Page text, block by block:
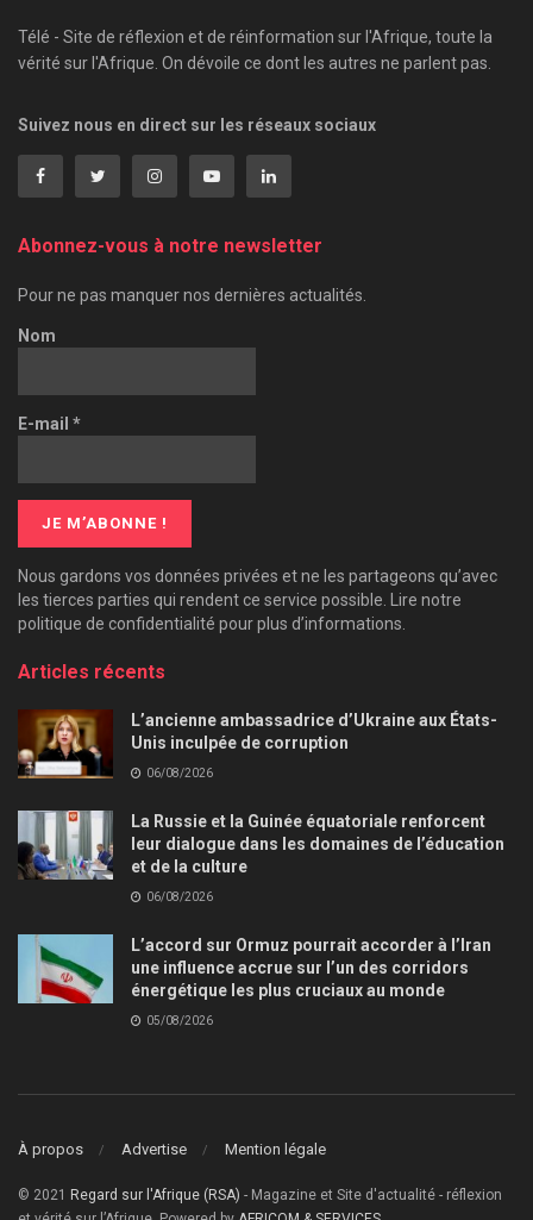
Télé - Site de réflexion et de réinformation sur l'Afrique, toute la
vérité sur l'Afrique. On dévoile ce dont les autres ne parlent pas.
Suivez nous en direct sur les réseaux sociaux
Abonnez-vous à notre newsletter
Pour ne pas manquer nos dernières actualités.
Nom
E-mail *
Nous gardons vos données privées et ne les partageons qu’avec
les tierces parties qui rendent ce service possible. Lire notre
politique de confidentialité pour plus d’informations.
Articles récents
L’ancienne ambassadrice d’Ukraine aux États-
Unis inculpée de corruption
06/08/2026
La Russie et la Guinée équatoriale renforcent
leur dialogue dans les domaines de l’éducation
et de la culture
06/08/2026
L’accord sur Ormuz pourrait accorder à l’Iran
une influence accrue sur l’un des corridors
énergétique les plus cruciaux au monde
05/08/2026
À propos Advertise Mention légale
© 2021 Regard sur l'Afrique (RSA) - Magazine et Site d'actualité - réflexion